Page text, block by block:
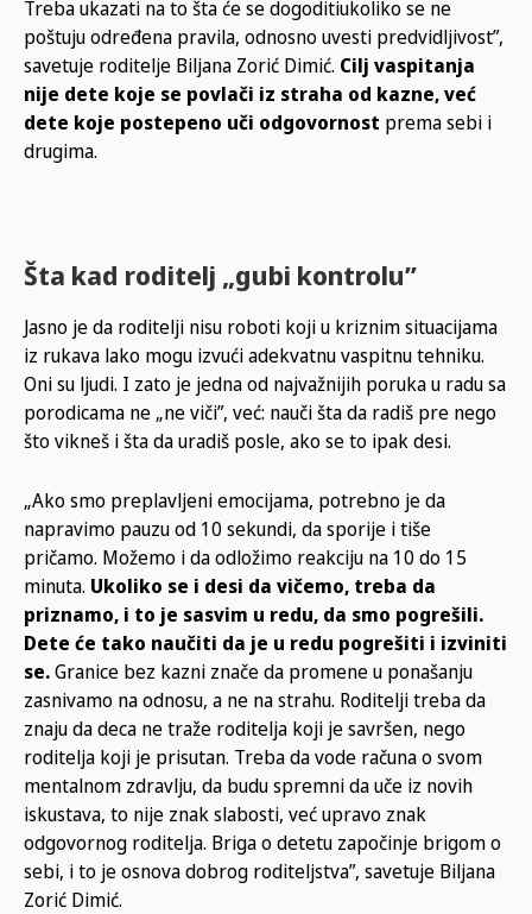
Treba ukazati na to šta će se dogoditiukoliko se ne
poštuju određena pravila, odnosno uvesti predvidljivost”,
savetuje roditelje Biljana Zorić Dimić. Cilj vaspitanja
nije dete koje se povlači iz straha od kazne, već
dete koje postepeno uči odgovornost prema sebi i
drugima.
Šta kad roditelj „gubi kontrolu”
Jasno je da roditelji nisu roboti koji u kriznim situacijama
iz rukava lako mogu izvući adekvatnu vaspitnu tehniku.
Oni su ljudi. I zato je jedna od najvažnijih poruka u radu sa
porodicama ne „ne viči”, već: nauči šta da radiš pre nego
što vikneš i šta da uradiš posle, ako se to ipak desi.
„Ako smo preplavljeni emocijama, potrebno je da
napravimo pauzu od 10 sekundi, da sporije i tiše
pričamo. Možemo i da odložimo reakciju na 10 do 15
minuta. Ukoliko se i desi da vičemo, treba da
priznamo, i to je sasvim u redu, da smo pogrešili.
Dete će tako naučiti da je u redu pogrešiti i izviniti
se.Granice bez kazni znače da promene u ponašanju
zasnivamo na odnosu, a ne na strahu. Roditelji treba da
znaju da deca ne traže roditelja koji je savršen, nego
roditelja koji je prisutan. Treba da vode računa o svom
mentalnom zdravlju, da budu spremni da uče iz novih
iskustava, to nije znak slabosti, već upravo znak
odgovornog roditelja. Briga o detetu započinje brigom o
sebi, i to je osnova dobrog roditeljstva”, savetuje Biljana
Zorić Dimić.